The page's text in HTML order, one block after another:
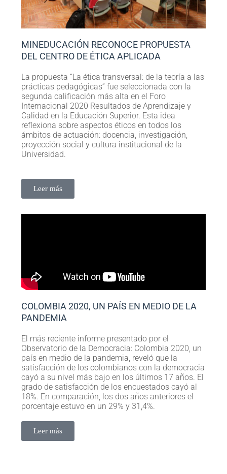
MINEDUCACIÓN RECONOCE PROPUESTA
DEL CENTRO DE ÉTICA APLICADA
La propuesta “La ética transversal: de la teoría a las
prácticas pedagógicas” fue seleccionada con la
segunda calificación más alta en el Foro
Internacional 2020 Resultados de Aprendizaje y
Calidad en la Educación Superior. Esta idea
reflexiona sobre aspectos éticos en todos los
ámbitos de actuación: docencia, investigación,
proyección social y cultura institucional de la
Universidad.
Leer más
COLOMBIA 2020, UN PAÍS EN MEDIO DE LA
PANDEMIA
El más reciente informe presentado por el
Observatorio de la Democracia: Colombia 2020, un
país en medio de la pandemia, reveló que la
satisfacción de los colombianos con la democracia
cayó a su nivel más bajo en los últimos 17 años. El
grado de satisfacción de los encuestados cayó al
18%. En comparación, los dos años anteriores el
porcentaje estuvo en un 29% y 31,4%.
Leer más